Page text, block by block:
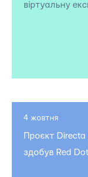
віртуальну
4 жовтня
Проєкт
здобув Red Dot